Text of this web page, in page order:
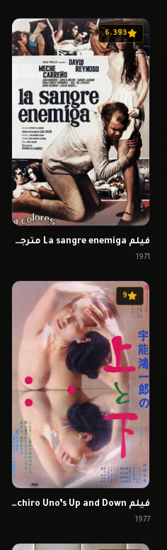
6.393
فيلم La sangre enemiga مترجم للكبار فقط
1971
9
فيلم Koichiro Uno’s Up and Down مترجم للكبار فقط
1977